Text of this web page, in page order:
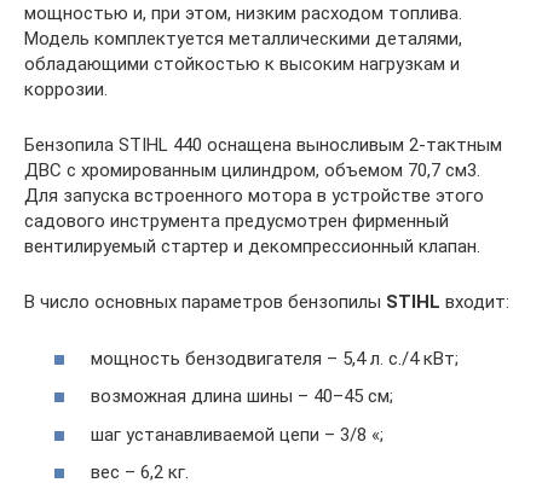
мощностью и, при этом, низким расходом топлива.
Модель комплектуется металлическими деталями,
обладающими стойкостью к высоким нагрузкам и
коррозии.
Бензопила STIHL 440 оснащена выносливым 2-тактным
ДВС с хромированным цилиндром, объемом 70,7 см3.
Для запуска встроенного мотора в устройстве этого
садового инструмента предусмотрен фирменный
вентилируемый стартер и декомпрессионный клапан.
В число основных параметров бензопилы STIHL входит:
мощность бензодвигателя – 5,4 л. с./4 кВт;
возможная длина шины – 40–45 см;
шаг устанавливаемой цепи – 3/8 «;
вес – 6,2 кг.